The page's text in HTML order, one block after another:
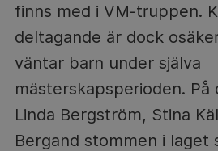
finns med i VM-truppen.
deltagande är dock
väntar barn under själva
mästerskapsperioden. På
Linda Bergström, Stina
Bergand stommen i laget